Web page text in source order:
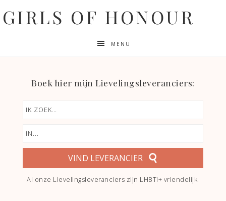
GIRLS OF HONOUR
MENU
Boek hier mijn Lievelingsleveranciers:
VIND LEVERANCIER
Al onze Lievelingsleveranciers zijn LHBTI+ vriendelijk.